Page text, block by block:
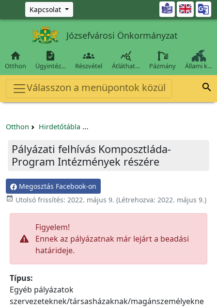
Ugrás a fő tartalomra
Kapcsolat 
Józsefvárosi Önkormányzat

Otthon

Ügyintéz…

Részvétel

Átláthat… Pázmány Állami k…
Válasszon a menüpontok közül 
Otthon Hirdetőtábla
Pályázati felhívás Komposztláda-
Program Intézmények részére
Megosztás Facebook-on
 Utolsó frissítés: 2022. május 9. (Létrehozva: 2022. május 9.)
Figyelem!
Ennek az pályázatnak már lejárt a beadási
határideje.
Típus:
Egyéb pályázatok
szervezeteknek/társasházaknak/magánszemélyekne